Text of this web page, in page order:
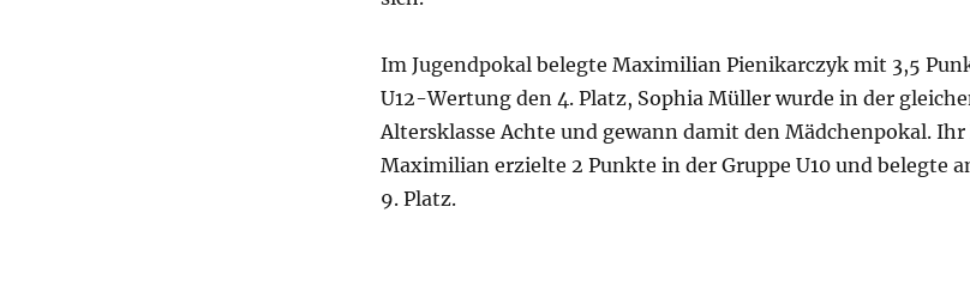
Im Jugendpokal belegte Maximilian Pienikarczyk mit 3,5
U12-Wertung den 4. Platz, Sophia Müller wurde in der
Altersklasse Achte und gewann damit den Mädchenpokal. Ihr
Maximilian erzielte 2 Punkte in der Gruppe U10 und belegte
9. Platz.